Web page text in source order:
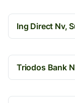
Ing Direct Nv,
Triodos Bank